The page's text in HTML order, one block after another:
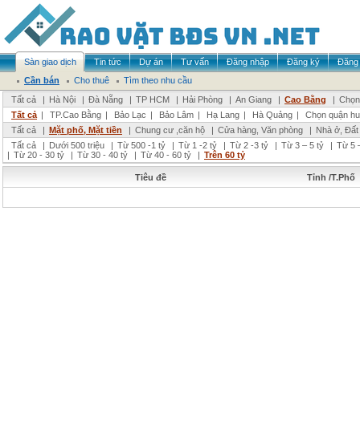
Sàn giao dịch Tin tức Dự án Tư vấn Đăng nhập Đăng ký
Đăng
Cần bán
Cho thuê
Tìm theo nhu cầu
Tất cả
| Hà Nội | Đà Nẵng | TP HCM | Hải Phòng | An Giang | Cao Bằng |
Tất cả | TP.Cao Bằng | Bảo Lạc | Bảo Lâm | Hạ Lang | Hà Quảng |
Chọn quận
Tất cả
| Mặt phố, Mặt tiền | Chung cư ,căn hộ | Cửa hàng, Văn phòng | Nhà ở,
Tất cả
| Dưới 500 triệu | Từ 500 -1 tỷ | Từ 1 -2 tỷ | Từ 2 -3 tỷ | Từ 3 – 5 tỷ | Từ 5
| Từ 20 - 30 tỷ | Từ 30 - 40 tỷ | Từ 40 - 60 tỷ | Trên 60 tỷ
Tiêu đề Tỉnh /T.Phố